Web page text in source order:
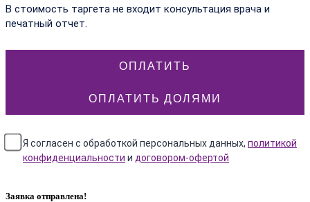
В стоимость таргета не входит консультация врача и
печатный отчет.
ОПЛАТИТЬ
ОПЛАТИТЬ ДОЛЯМИ
Я согласен с обработкой персональных данных, политикой
конфиденциальности и договором-офертой
Заявка отправлена!